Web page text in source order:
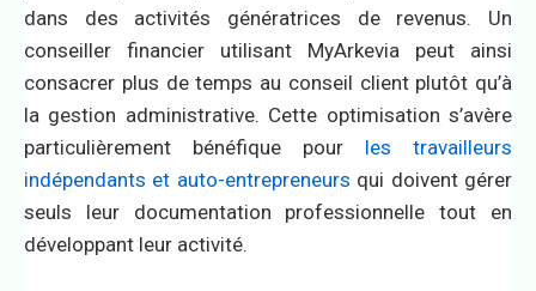
dans des activités génératrices de revenus. Un
conseiller financier utilisant MyArkevia peut ainsi
consacrer plus de temps au conseil client plutôt qu’à
la gestion administrative. Cette optimisation s’avère
particulièrement bénéfique pour les travailleurs
indépendants et auto-entrepreneurs qui doivent gérer
seuls leur documentation professionnelle tout en
développant leur activité.